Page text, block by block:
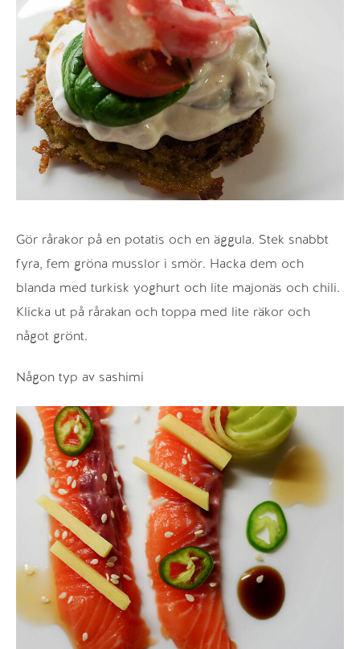
Gör rårakor på en potatis och en äggula. Stek snabbt
fyra, fem gröna musslor i smör. Hacka dem och
blanda med turkisk yoghurt och lite majonäs och chili.
Klicka ut på rårakan och toppa med lite räkor och
något grönt.
Någon typ av sashimi